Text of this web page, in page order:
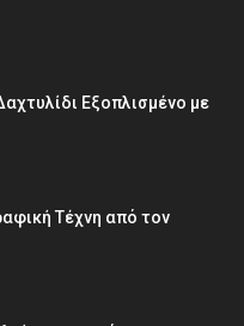
Εξοπλισμένο με
Τέχνη από τον